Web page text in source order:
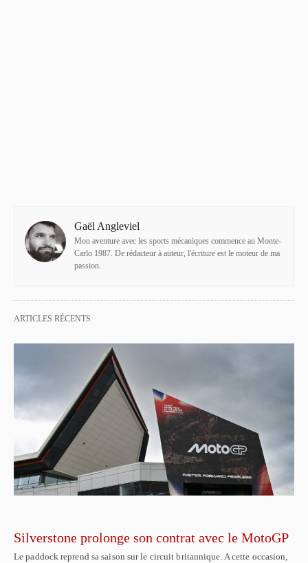
Gaël Angleviel
Mon aventure avec les sports mécaniques commence au Monte-
Carlo 1987. De rédacteur à auteur, l'écriture est le moteur de ma
passion.
ARTICLES RÉCENTS
Silverstone prolonge son contrat avec le MotoGP
Le paddock reprend sa saison sur le circuit britannique. A cette occasion,